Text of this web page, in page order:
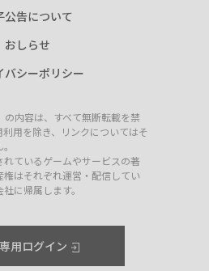
公告について
おしらせ
バシーポリシー
内容は、すべて無断転載を禁
用を除き、リンクについてはそ
れているゲームやサービスの著
はそれぞれ運営・配信してい
に帰属します。
用ログイン